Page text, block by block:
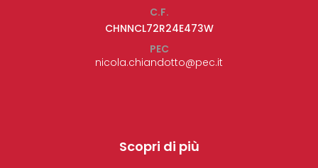
C.F.
CHNNCL72R24E473W
PEC
nicola.chiandotto@pec.it
Scopri di più